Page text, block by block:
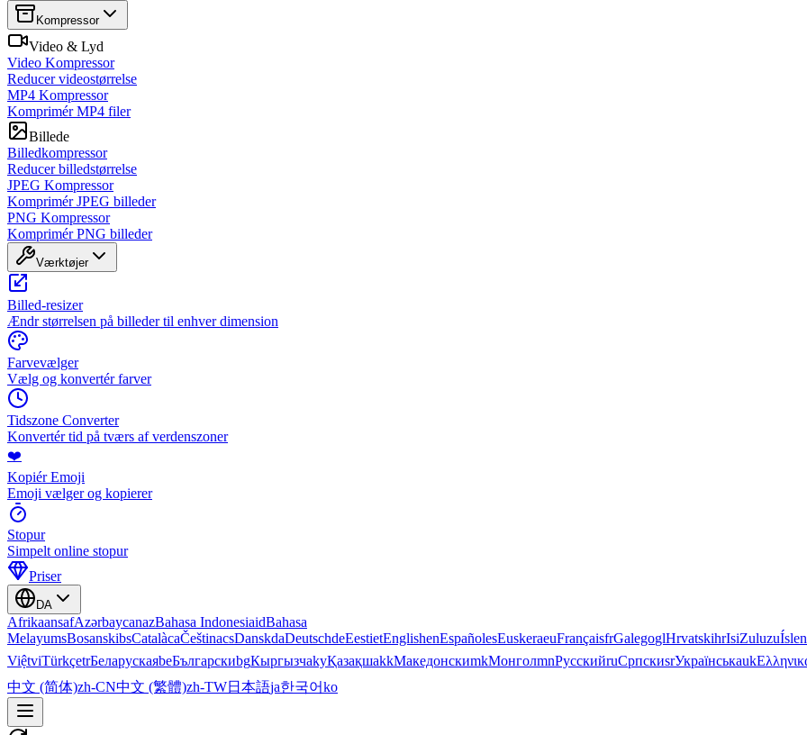
Kompressor
Video & Lyd
Video Kompressor
Reducer videostørrelse
MP4 Kompressor
Komprimér MP4 filer
Billede
Billedkompressor
Reducer billedstørrelse
JPEG Kompressor
Komprimér JPEG billeder
PNG Kompressor
Komprimér PNG billeder
Værktøjer
Billed-resizer
Ændr størrelsen på billeder til enhver dimension
Farvevælger
Vælg og konvertér farver
Tidszone Converter
Konvertér tid på tværs af verdenszoner
❤️
Kopiér Emoji
Emoji vælger og kopierer
Stopur
Simpelt online stopur
Priser
DA
AfrikaansafAzərbaycanazBahasa IndonesiaidBahasa
MelayumsBosanskibsCatalàcaČeštinacsDanskdaDeutschdeEestietEnglishenEspañolesEuskeraeuFrançaisfrGalegoglHrvatskihrIsiZuluzu
ViệtviTürkçetrБеларускаяbeБългарскиbgКыргызчаkyҚазақшаkkМакедонскиmkМонголmnРусскийruСрпскиsrУкраїнськаuk
中文 (简体)zh-CN中文 (繁體)zh-TW日本語ja한국어ko